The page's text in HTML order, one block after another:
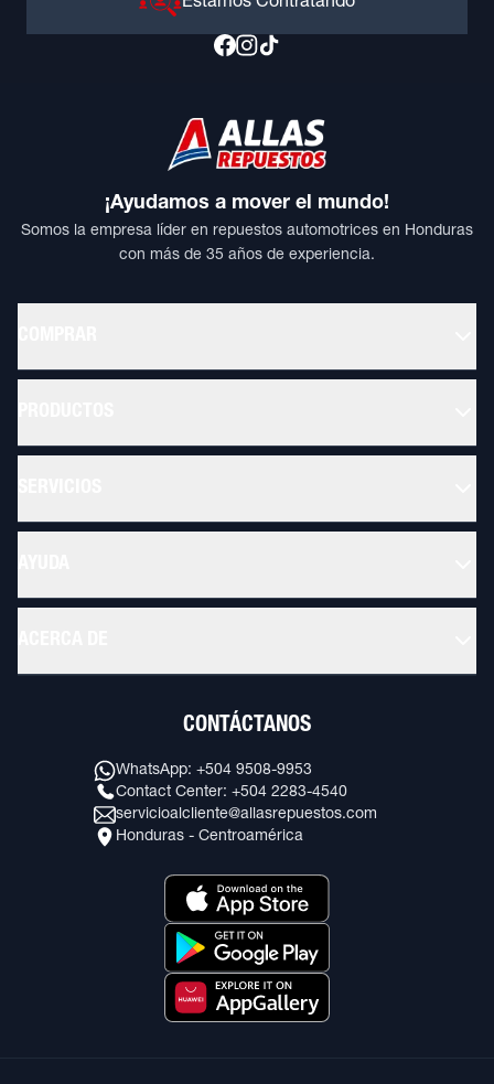
¡Ayudamos a mover el mundo!
Somos la empresa líder en repuestos automotrices en Honduras
con más de 35 años de experiencia.
CONTÁCTANOS
WhatsApp: +504 9508-9953
Contact Center: +504 2283-4540
servicioalcliente@allasrepuestos.com
Honduras - Centroamérica